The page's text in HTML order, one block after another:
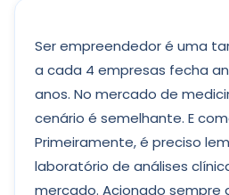
Ser empreendedor é uma
a cada 4 empresas fecha
anos. No mercado de
cenário é semelhante. E
Primeiramente, é preciso
laboratório de análises
mercado. Acionado sempre